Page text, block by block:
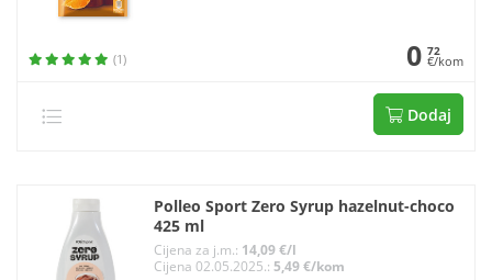
(1) 0 72
€/kom
Dodaj
Polleo Sport Zero Syrup hazelnut-choco
425 ml
Cijena za j.m.: 14,09 €/l
Cijena 02.05.2025.:5,49 €/kom